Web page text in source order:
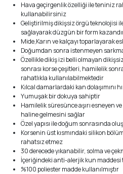
Hava geçirgenlik özelliği ile teniniz
kullanabilirsiniz
Geliştirilmiş dikişsiz örgü teknolojisi
sağlayarak düzgün bir form
Mide,Karın ve kalçayı toparlayarak
Doğumdan sonra istenmeyen
Özellikle dikiş izi belli olmayan
sonrası korse çeşitleri, hamilelik
rahatlıkla kullanılabilmektedir
Kılcal damarlardaki kan dolaşımını
Yumuşak bir dokuya sahiptir
Hamilelik süresünce aşırı esneyen
haline gelmesini sağlar
Özel yapısı ile doğum sonrasında
Korsenin üst kısmındaki silikon
rahatsız etmez
30 derecede yıkanabilir, solma ve
İçeriğindeki anti-alerjik kun maddesi
%100 poliester madde kullanılmıştır